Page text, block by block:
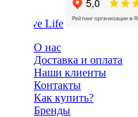
О нас
Доставка и оплата
Наши клиенты
Контакты
Как купить?
Бренды